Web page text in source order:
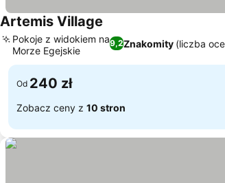
Artemis Village
9,2Znakomity (liczba
Pokoje z widokiem na
Morze Egejskie
Od 240 zł
Zobacz ceny z 10 stron